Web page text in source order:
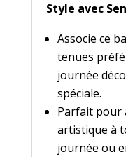
Style avec
Associe ce
tenues
journée
spéciale.
Parfait pour
artistique à
journée ou